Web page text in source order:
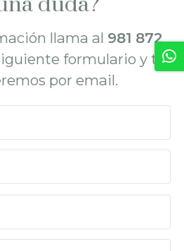
llama al 981 872
formulario y te
por email.